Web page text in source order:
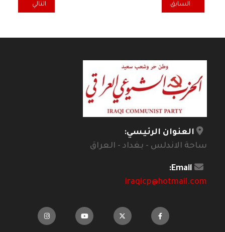
المقال السابق: همسة... عين الحسود بيها ألف عود
السابق المقال التالي:
التالي
العنوان الرئيسي:
ساحة الاندلس - بغداد - العراق
Email:
iraqicp@hotmail.com